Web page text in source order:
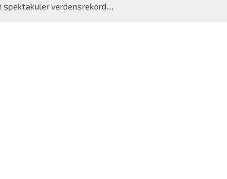
spektakuler verdensrekord....